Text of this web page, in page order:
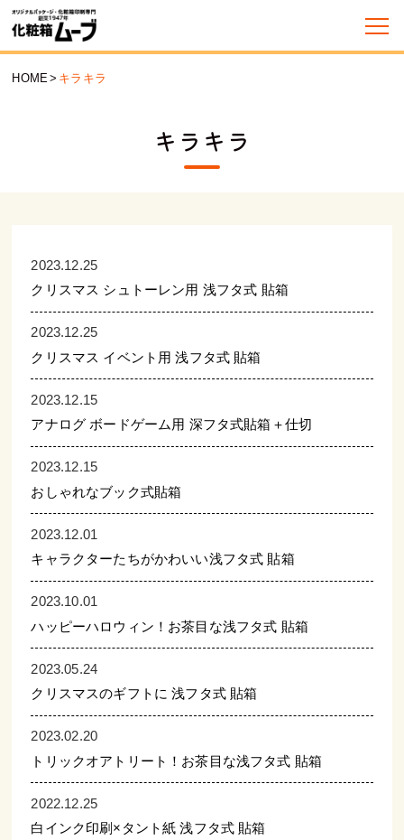
HOME> キラキラ
キラキラ
2023.12.25
クリスマス シュトーレン用 浅フタ式 貼箱
2023.12.25
クリスマス イベント用 浅フタ式 貼箱
2023.12.15
アナログ ボードゲーム用 深フタ式貼箱＋仕切
2023.12.15
おしゃれなブック式貼箱
2023.12.01
キャラクターたちがかわいい浅フタ式 貼箱
2023.10.01
ハッピーハロウィン！お茶目な浅フタ式 貼箱
2023.05.24
クリスマスのギフトに 浅フタ式 貼箱
2023.02.20
トリックオアトリート！お茶目な浅フタ式 貼箱
2022.12.25
白インク印刷×タント紙 浅フタ式 貼箱